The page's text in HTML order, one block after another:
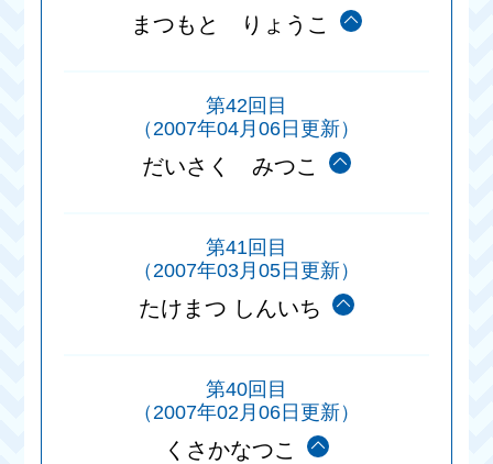
まつもと りょうこ
第42回目
（2007年04月06日更新）
だいさく みつこ
第41回目
（2007年03月05日更新）
たけまつ しんいち
第40回目
（2007年02月06日更新）
くさかなつこ